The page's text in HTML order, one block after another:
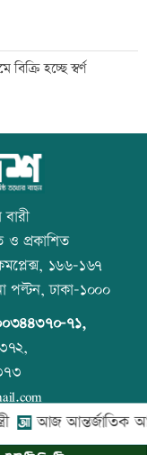
প্রতিমন্ত্রী
প্রধানমন্ত্রী
৭ আসামির বিরুদ্ধে
দিনের যুক্তিতর্ক আজ
বড় সাজ্জাদের ভাই
হচ্ছে স্বর্ণ
না পড়ার শাস্তি
বিক্রি হচ্ছে
ও প্রকাশিত
১৬৬-১৬৭
পল্টন, ঢাকা-১০০০
৭১,
® সংরক্ষিত | উন্নয়নে
আদিবাসী